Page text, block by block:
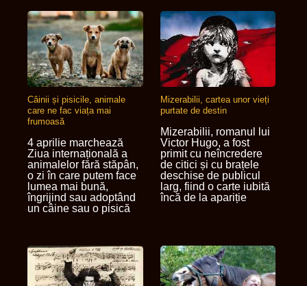
Câinii și pisicile, animale
care ne fac viața mai
frumoasă
4 aprilie marchează
Ziua internațională a
animalelor fără stăpân,
o zi în care putem face
lumea mai bună,
îngrijind sau adoptând
un câine sau o pisică
Mizerabilii, cartea unor vieți
purtate de destin
Mizerabilii, romanul lui
Victor Hugo, a fost
primit cu neîncredere
de citici și cu brațele
deschise de publicul
larg, fiind o carte iubită
încă de la apariție